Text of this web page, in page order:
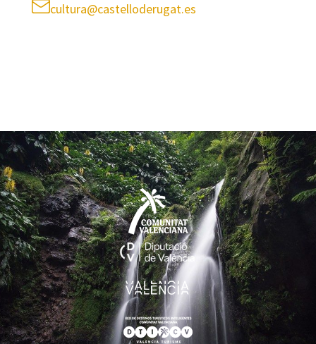
cultura@castelloderugat.es